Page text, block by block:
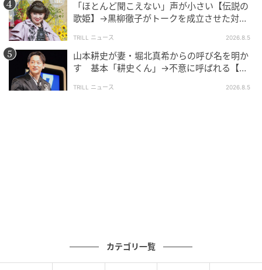
「ほとんど聞こえない」声が小さい【伝説の
歌姫】→黒柳徹子がトークを成立させた対応
TRILL ニュース 2026.8.5
山本耕史が妻・堀北真希からの呼び名を明か
す 基本「耕史くん」→不意に呼ばれる【ユ
TRILL ニュース 2026.8.5
カテゴリ一覧